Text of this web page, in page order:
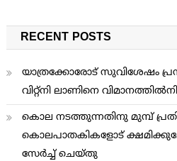
RECENT POSTS
യാത്രക്കോരോട് സുവിശേഷം
വിറ്റ്നി ലാണിനെ
കൊല നടത്തുന്നതിനു മുമ്പ്
കൊലപാതകികളോട്
സേര്‍ച്ച് ചെയ്തു